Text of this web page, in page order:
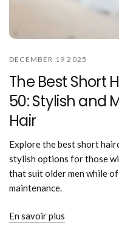
DECEMBER 19 2025
The Best Short
50: Stylish and
Hair
Explore the best short
stylish options for those
that suit older men while
maintenance.
En savoir plus